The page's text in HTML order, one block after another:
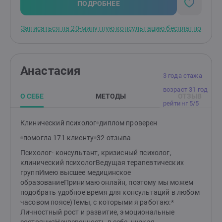
ПОДРОБНЕЕ
Записаться на 20-минутную консультацию бесплатно
3 года стажа
возраст 31 год
рейтинг 5/5
Анастасия
О СЕБЕ МЕТОДЫ
Клинический психолог диплом проверен
помогла 171 клиенту 32 отзыва
Психолог- консультант, кризисный психолог,
клинический психологВедущая терапевтических
группИмею высшее медицинское
образованиеПринимаю онлайн, поэтому мы можем
подобрать удобное время для консультаций в любом
часовом поясе)Темы, с которыми я работаю:*
Личностный рост и развитие, эмоциональные